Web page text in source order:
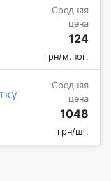
Средняя
цена
124
грн/м.пог.
Средняя
цена
1048
грн/шт.